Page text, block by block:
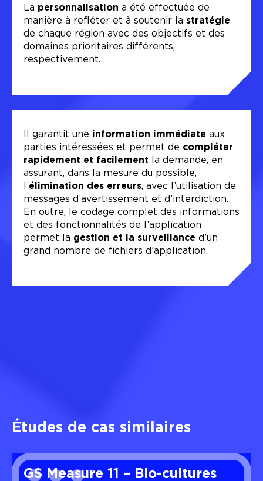
La personnalisation a été effectuée de
manière à refléter et à soutenir la stratégie
de chaque région avec des objectifs et des
domaines prioritaires différents,
respectivement.
Il garantit une information immédiate aux
parties intéressées et permet de compléter
rapidement et facilement la demande, en
assurant, dans la mesure du possible,
l’élimination des erreurs, avec l’utilisation de
messages d’avertissement et d’interdiction.
En outre, le codage complet des informations
et des fonctionnalités de l’application
permet la gestion et la surveillance d’un
grand nombre de fichiers d’application.
Études de cas similaires
GS Measure 11 – Bio-cultures